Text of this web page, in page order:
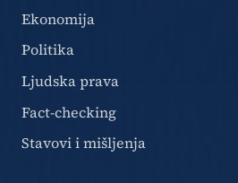
Ekonomija
Politika
Ljudska prava
Fact-checking
Stavovi i mišljenja